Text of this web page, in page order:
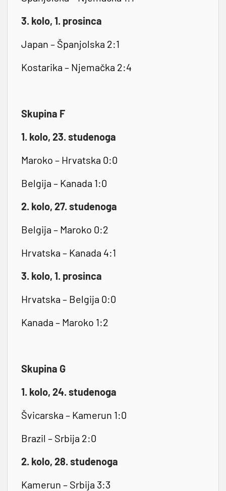
3. kolo, 1. prosinca
Japan – Španjolska 2:1
Kostarika – Njemačka 2:4
Skupina F
1. kolo, 23. studenoga
Maroko – Hrvatska 0:0
Belgija – Kanada 1:0
2. kolo, 27. studenoga
Belgija – Maroko 0:2
Hrvatska – Kanada 4:1
3. kolo, 1. prosinca
Hrvatska – Belgija 0:0
Kanada – Maroko 1:2
Skupina G
1. kolo, 24. studenoga
Švicarska – Kamerun 1:0
Brazil – Srbija 2:0
2. kolo, 28. studenoga
Kamerun – Srbija 3:3